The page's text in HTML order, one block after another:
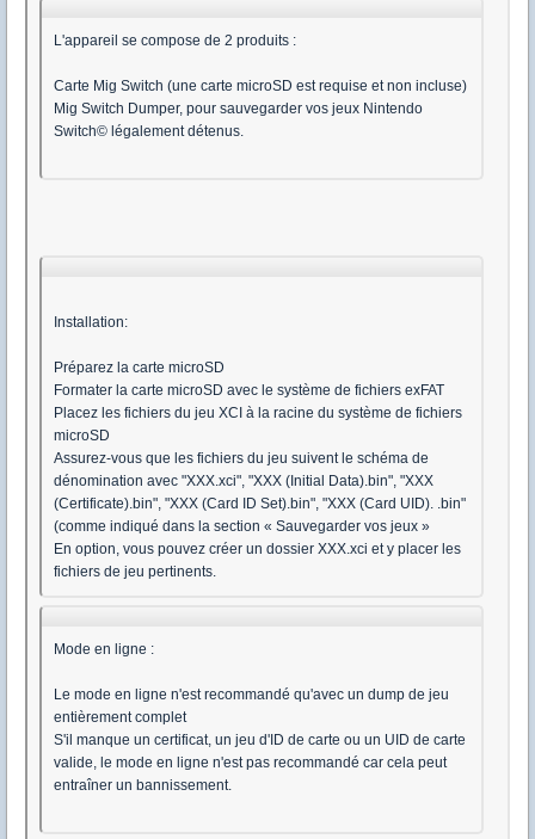
L'appareil se compose de 2 produits :
Carte Mig Switch (une carte microSD est requise et non incluse)
Mig Switch Dumper, pour sauvegarder vos jeux Nintendo
Switch© légalement détenus.
Installation:
Préparez la carte microSD
Formater la carte microSD avec le système de fichiers exFAT
Placez les fichiers du jeu XCI à la racine du système de fichiers
microSD
Assurez-vous que les fichiers du jeu suivent le schéma de
dénomination avec "XXX.xci", "XXX (Initial Data).bin", "XXX
(Certificate).bin", "XXX (Card ID Set).bin", "XXX (Card UID). .bin"
(comme indiqué dans la section « Sauvegarder vos jeux »
En option, vous pouvez créer un dossier XXX.xci et y placer les
fichiers de jeu pertinents.
Mode en ligne :
Le mode en ligne n'est recommandé qu'avec un dump de jeu
entièrement complet
S'il manque un certificat, un jeu d'ID de carte ou un UID de carte
valide, le mode en ligne n'est pas recommandé car cela peut
entraîner un bannissement.